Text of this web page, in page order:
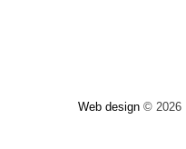
Web design© 2026